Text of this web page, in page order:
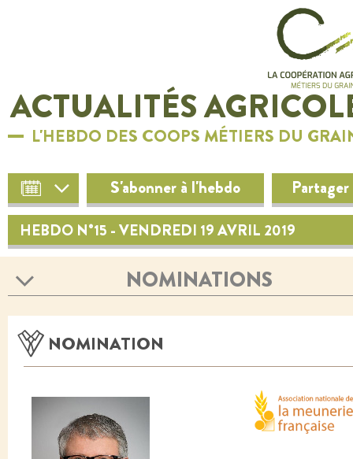
ACTUALITÉS
L'HEBDO DES COOPS MÉTIERS DU
S'abonner à l'hebdo Partager
HEBDO N°15 - VENDREDI 19 AVRIL 2019
NOMINATIONS
NOMINATION